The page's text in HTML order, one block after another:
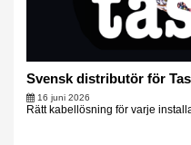
Svensk distributör för
16 juni 2026
Rätt kabellösning för varje